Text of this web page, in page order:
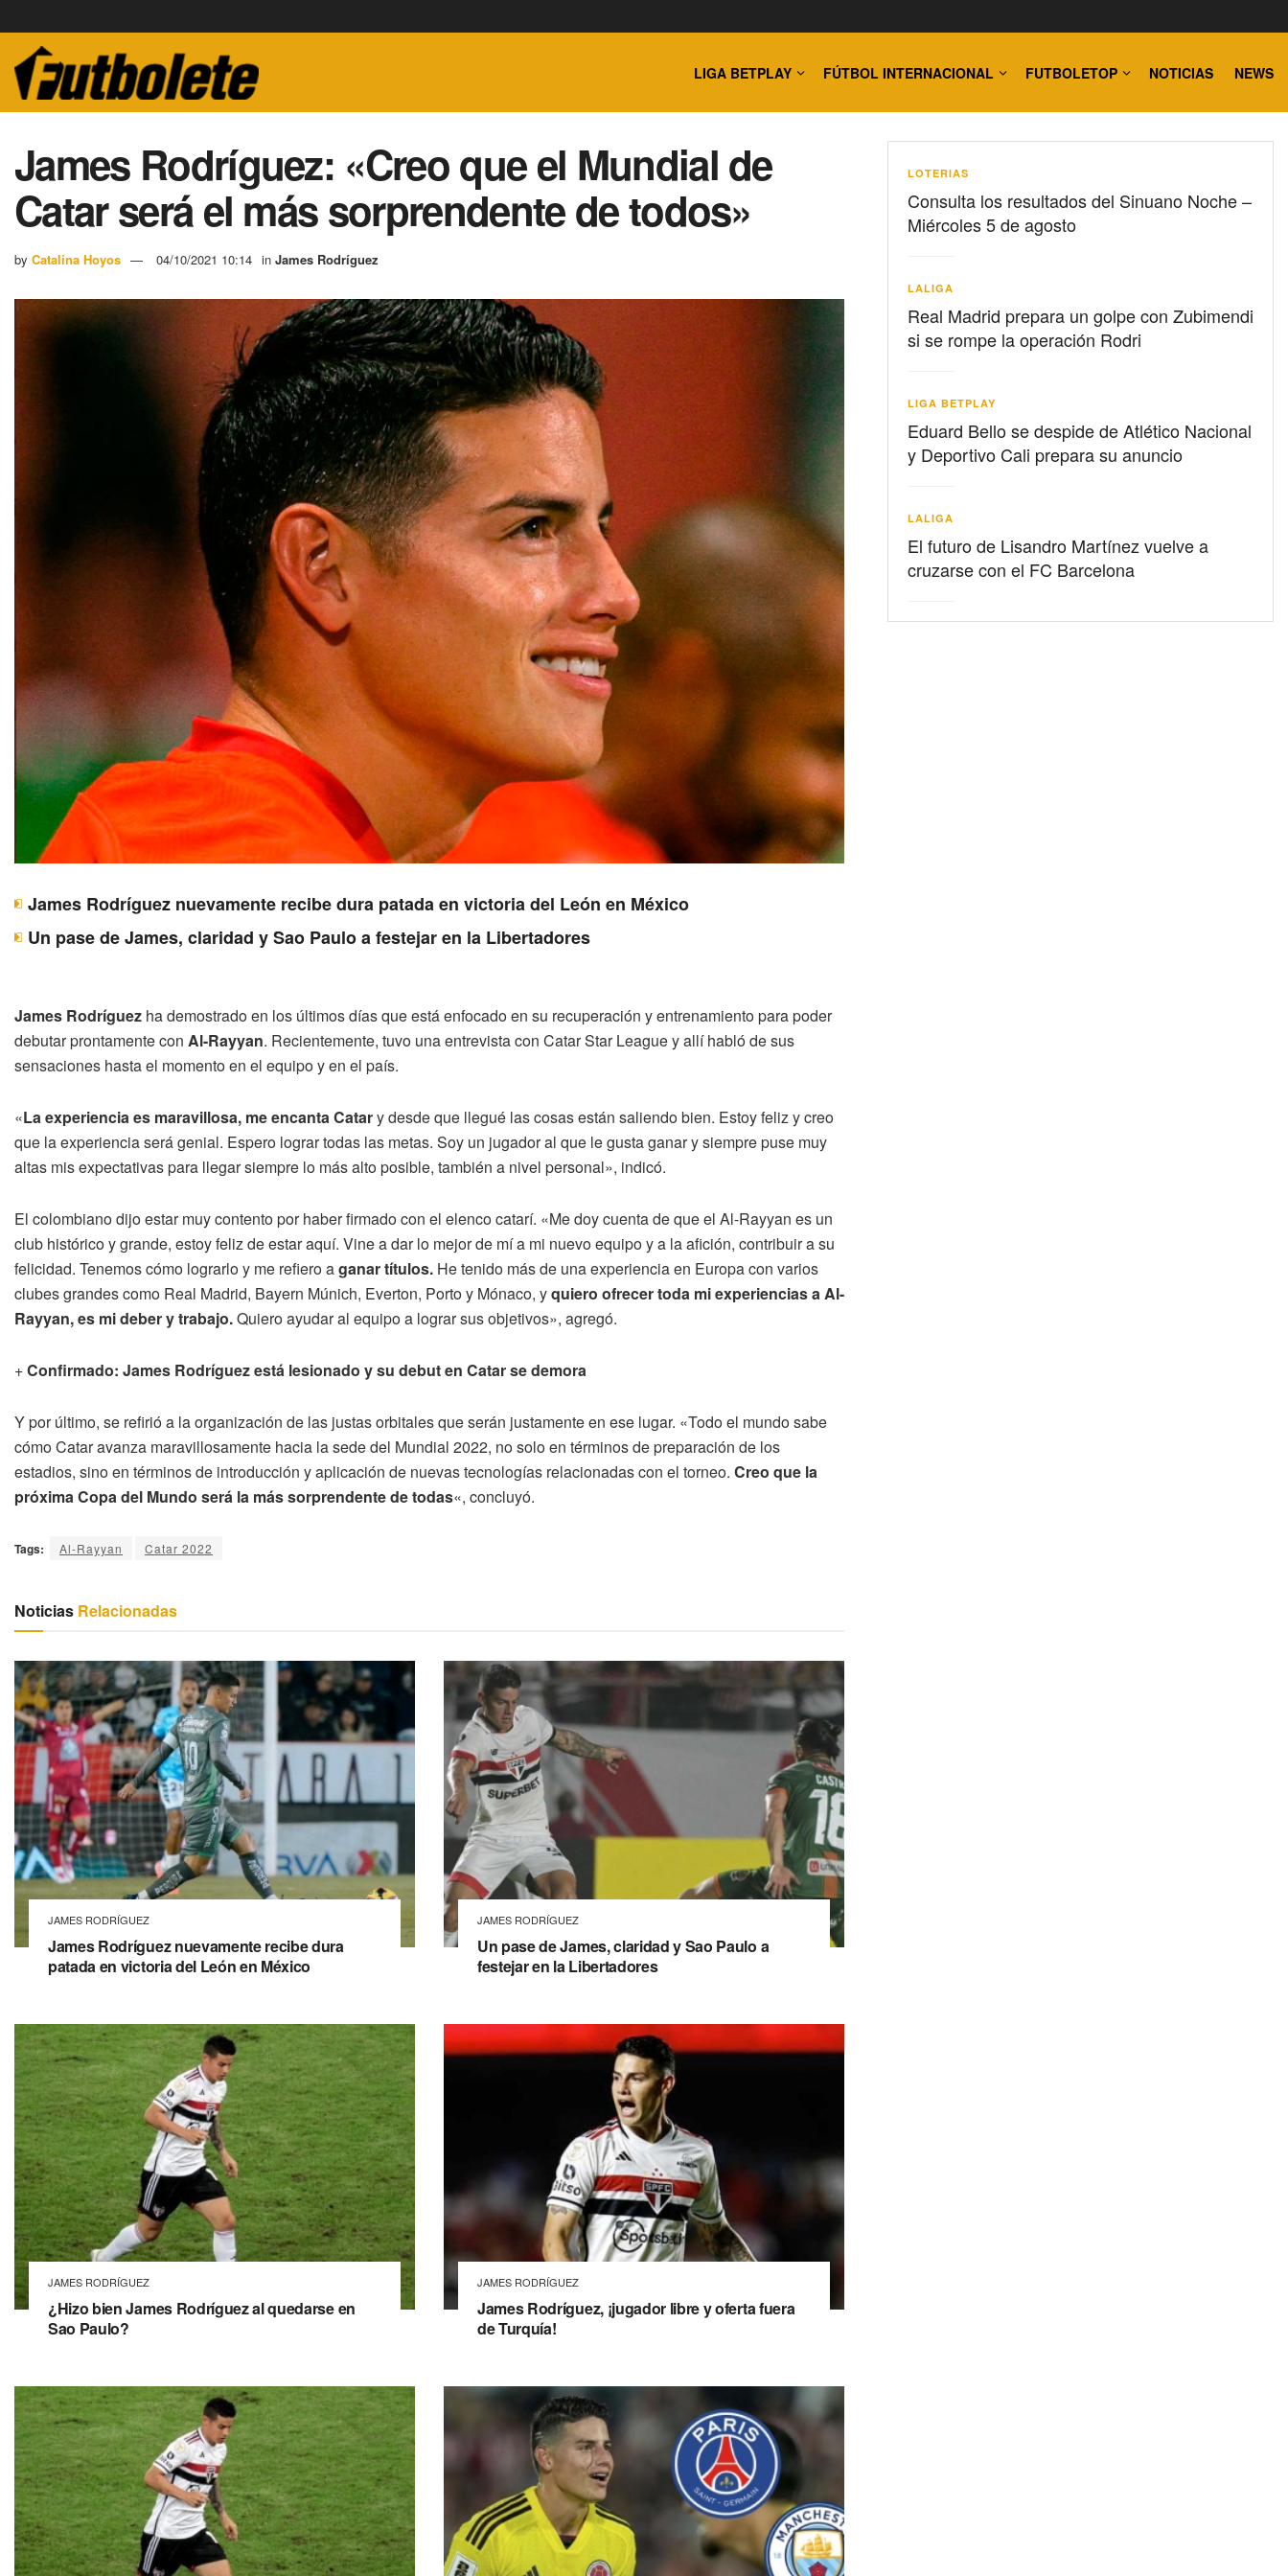
LIGA BETPLAY FÚTBOL INTERNACIONAL FUTBOLETOP NOTICIAS NEWS
James Rodríguez: «Creo que el Mundial de
Catar será el más sorprendente de todos»
by Catalina Hoyos 04/10/2021 10:14 in James Rodríguez
James Rodríguez nuevamente recibe dura patada en victoria del León en México
Un pase de James, claridad y Sao Paulo a festejar en la Libertadores
James Rodríguez ha demostrado en los últimos días que está enfocado en su recuperación y entrenamiento para poder
debutar prontamente con Al-Rayyan. Recientemente, tuvo una entrevista con Catar Star League y allí habló de sus
sensaciones hasta el momento en el equipo y en el país.
«La experiencia es maravillosa, me encanta Catary desde que llegué las cosas están saliendo bien. Estoy feliz y creo
que la experiencia será genial. Espero lograr todas las metas. Soy un jugador al que le gusta ganar y siempre puse muy
altas mis expectativas para llegar siempre lo más alto posible, también a nivel personal», indicó.
El colombiano dijo estar muy contento por haber firmado con el elenco catarí. «Me doy cuenta de que el Al-Rayyan es un
club histórico y grande, estoy feliz de estar aquí. Vine a dar lo mejor de mí a mi nuevo equipo y a la afición, contribuir a su
felicidad. Tenemos cómo lograrlo y me refiero aganar títulos. He tenido más de una experiencia en Europa con varios
clubes grandes como Real Madrid, Bayern Múnich, Everton, Porto y Mónaco, yquiero ofrecer toda mi experiencias a Al-
Rayyan, es mi deber y trabajo.Quiero ayudar al equipo a lograr sus objetivos», agregó.
+Confirmado: James Rodríguez está lesionado y su debut en Catar se demora
Y por último, se refirió a la organización de las justas orbitales que serán justamente en ese lugar. «Todo el mundo sabe
cómo Catar avanza maravillosamente hacia la sede del Mundial 2022, no solo en términos de preparación de los
estadios, sino en términos de introducción y aplicación de nuevas tecnologías relacionadas con el torneo. Creo que la
próxima Copa del Mundo será la más sorprendente de todas«, concluyó.
Tags: Al-Rayyan Catar 2022
Noticias Relacionadas
JAMES RODRÍGUEZ
James Rodríguez nuevamente recibe dura
patada en victoria del León en México
JAMES RODRÍGUEZ
Un pase de James, claridad y Sao Paulo a
festejar en la Libertadores
JAMES RODRÍGUEZ
¿Hizo bien James Rodríguez al quedarse en
Sao Paulo?
JAMES RODRÍGUEZ
James Rodríguez, ¡jugador libre y oferta fuera
de Turquía!
LOTERIAS
Consulta los resultados del Sinuano Noche –
Miércoles 5 de agosto
LALIGA
Real Madrid prepara un golpe con Zubimendi
si se rompe la operación Rodri
LIGA BETPLAY
Eduard Bello se despide de Atlético Nacional
y Deportivo Cali prepara su anuncio
LALIGA
El futuro de Lisandro Martínez vuelve a
cruzarse con el FC Barcelona